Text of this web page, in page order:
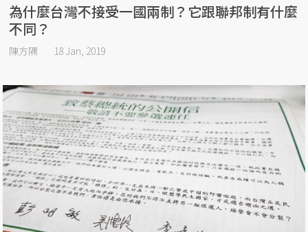
為什麼台灣不接受一國兩制？它跟聯邦制有什麼
不同？
陳方隅 18 Jan, 2019